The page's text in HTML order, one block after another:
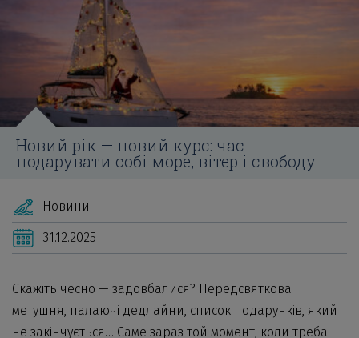
Новий рік — новий курс: час
подарувати собі море, вітер і свободу
Новини
31.12.2025
Скажіть чесно — задовбалися? Передсвяткова
метушня, палаючі дедлайни, список подарунків, який
не закінчується… Саме зараз той момент, коли треба